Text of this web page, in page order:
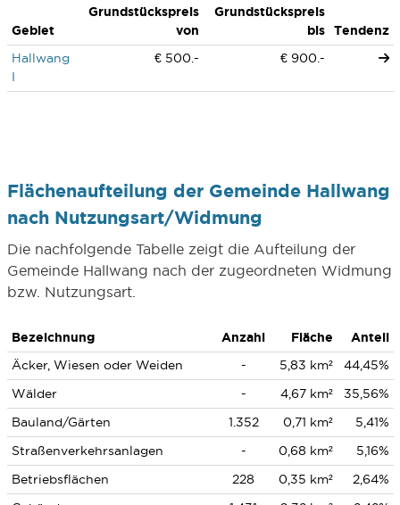
Gebiet
Grundstückspreis
von
Grundstückspreis
bis
Tendenz
Hallwang
I
€ 500.- € 900.-
Flächenaufteilung der Gemeinde Hallwang
nach Nutzungsart/Widmung
Die nachfolgende Tabelle zeigt die Aufteilung der
Gemeinde Hallwang nach der zugeordneten Widmung
bzw. Nutzungsart.
Bezeichnung Anzahl Fläche
Anteil
Äcker, Wiesen oder Weiden
- 5,83 km²
44,45%
Wälder
- 4,67 km²
35,56%
Bauland/Gärten
1.352 0,71 km²
5,41%
Straßenverkehrsanlagen
- 0,68 km²
5,16%
Betriebsflächen
228 0,35 km²
2,64%